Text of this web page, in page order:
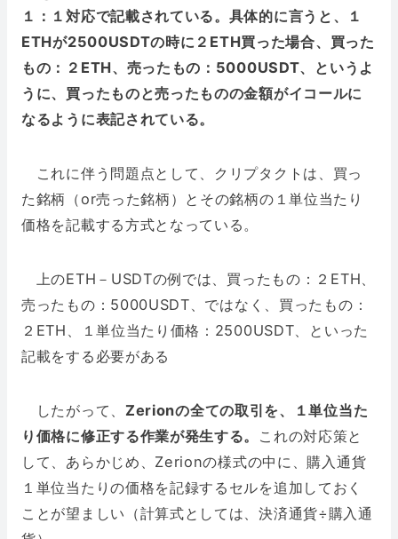
１：１対応で記載されている。具体的に言うと、１
ETHが2500USDTの時に２ETH買った場合、買った
もの：２ETH、売ったもの：5000USDT、というよ
うに、買ったものと売ったものの金額がイコールに
なるように表記されている。
これに伴う問題点として、クリプタクトは、買っ
た銘柄（or売った銘柄）とその銘柄の１単位当たり
価格を記載する方式となっている。
上のETH－USDTの例では、買ったもの：２ETH、
売ったもの：5000USDT、ではなく、買ったもの：
２ETH、１単位当たり価格：2500USDT、といった
記載をする必要がある
したがって、 Zerionの全ての取引を、１単位当た
り価格に修正する作業が発生する。 これの対応策と
して、あらかじめ、Zerionの様式の中に、購入通貨
１単位当たりの価格を記録するセルを追加しておく
ことが望ましい（計算式としては、決済通貨÷購入通